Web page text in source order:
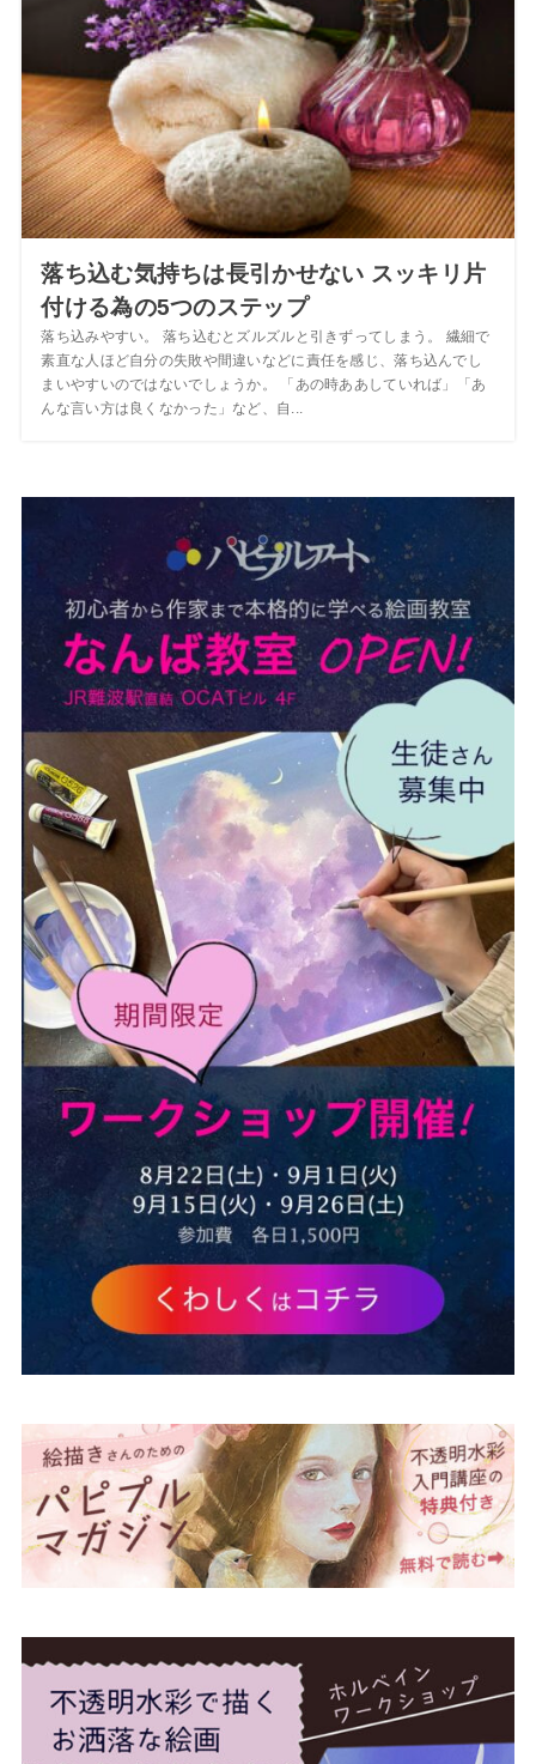
落ち込む気持ちは長引かせない スッキリ片
付ける為の5つのステップ
落ち込みやすい。 落ち込むとズルズルと引きずってしまう。 繊細で
素直な人ほど自分の失敗や間違いなどに責任を感じ、落ち込んでし
まいやすいのではないでしょうか。 「あの時ああしていれば」「あ
んな言い方は良くなかった」など、自...